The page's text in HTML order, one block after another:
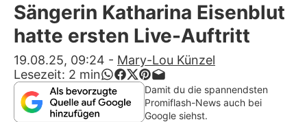
Stars
Filme & Serien
Lifestyle
Familie & Liebe
Sängerin Katharina Eisenblut
hatte ersten Live-Auftritt
19.08.25, 09:24 - Mary-Lou Künzel
Lesezeit: 2 min
Damit du die spannendsten
Promiflash-News auch bei
Google siehst.